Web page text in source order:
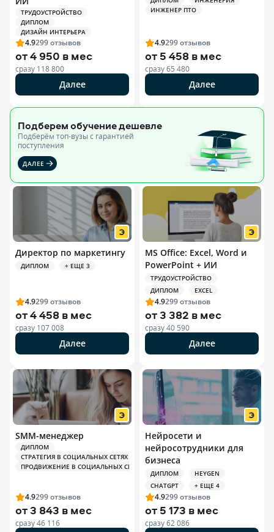
ТРУДОУСТРОЙСТВО
ДИПЛОМ
ДИЗАЙН ИНТЕРЬЕРА
4.9299отзывов
от4 950 в мес
сразу 118 800
Далее
ИНЖЕНЕР ПТО
4.9299отзывов
от 5 458 в мес
сразу65 480
Далее
Подберем обучениедешевле
Подберём топ-вузы c гарантией
поступления
ДАЛЕЕ
Директор по маркетингу
ДИПЛОМ + ЕЩЕ 3
4.9299отзывов
от4 458 в мес
сразу 107 008
Далее
MS Office: Excel, Word и
PowerPoint + ИИ
ТРУДОУСТРОЙСТВО
ДИПЛОМ
EXCEL
4.9299отзывов
от3 382 в мес
сразу40 590
Далее
SMM-менеджер
ДИПЛОМ
СТРАТЕГИЯ В СОЦИАЛЬНЫХ СЕТЯХ (SMM)
ПРОДВИЖЕНИЕ В СОЦИАЛЬНЫХ СЕТЯХ (SMM)
4.9299отзывов
от3 843 в мес
сразу46 116
Нейросети и
нейросотрудники для
бизнеса
ДИПЛОМ
HEYGEN
CHATGPT
+ ЕЩЕ 4
4.9299отзывов
от 5 173 в мес
сразу62 086